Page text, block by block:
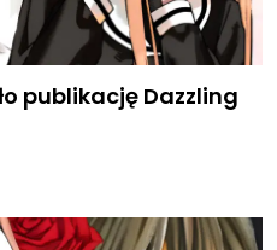
publikację Dazzling